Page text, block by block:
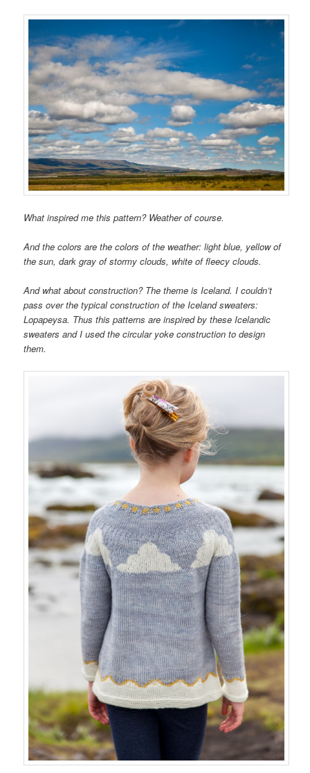
What inspired me this pattern? Weather of course.
And the colors are the colors of the weather: light blue, yellow of
the sun, dark gray of stormy clouds, white of fleecy clouds.
And what about construction? The theme is Iceland. I couldn’t
pass over the typical construction of the Iceland sweaters:
Lopapeysa. Thus this patterns are inspired by these Icelandic
sweaters and I used the circular yoke construction to design
them.